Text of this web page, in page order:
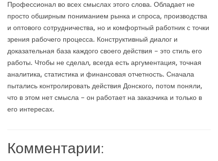
Профессионал во всех смыслах этого слова. Обладает не
просто обширным пониманием рынка и спроса, производства
и оптового сотрудничества, но и комфортный работник с точки
зрения рабочего процесса. Конструктивный диалог и
доказательная база каждого своего действия – это стиль его
работы. Чтобы не сделал, всегда есть аргументация, точная
аналитика, статистика и финансовая отчетность. Сначала
пытались контролировать действия Донского, потом поняли,
что в этом нет смысла – он работает на заказчика и только в
его интересах.
Комментарии: